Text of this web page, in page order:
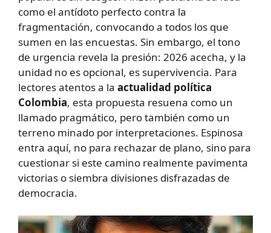
como el antídoto perfecto contra la
fragmentación, convocando a todos los que
sumen en las encuestas. Sin embargo, el tono
de urgencia revela la presión: 2026 acecha, y la
unidad no es opcional, es supervivencia. Para
lectores atentos a la actualidad política
Colombia, esta propuesta resuena como un
llamado pragmático, pero también como un
terreno minado por interpretaciones. Espinosa
entra aquí, no para rechazar de plano, sino para
cuestionar si este camino realmente pavimenta
victorias o siembra divisiones disfrazadas de
democracia.